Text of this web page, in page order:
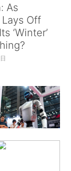
As
Off
‘Winter’